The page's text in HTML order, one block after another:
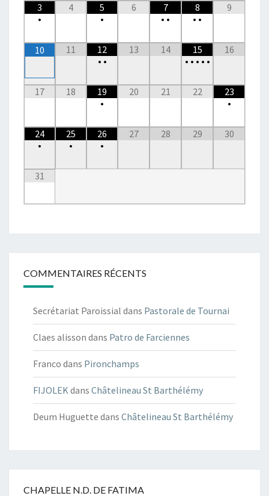
3
•
4
5
•
6
7
• •
8
• •
9
10 11
12
• •
13 14
15
• • • • •
16
17 18
19
•
20 21 22
23
•
24
•
25
•
26
•
27 28 29 30
31
COMMENTAIRES RÉCENTS
Secrétariat Paroissial dans Pastorale de Tournai
Claes alisson dans Patro de Farciennes
Franco dans Pironchamps
FIJOLEK dans Châtelineau St Barthélémy
Deum Huguette dans Châtelineau St Barthélémy
CHAPELLE N.D. DE FATIMA